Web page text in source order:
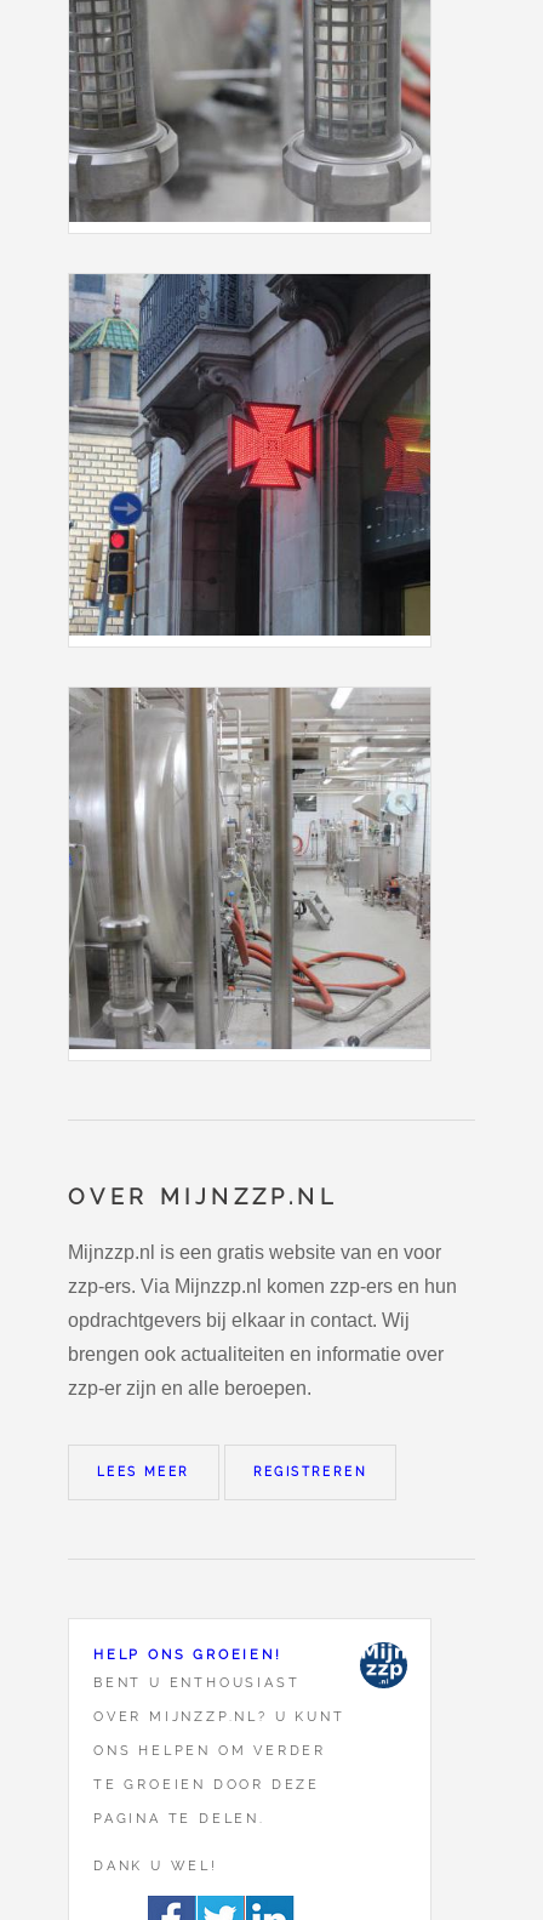
OVER MIJNZZP.NL
Mijnzzp.nl is een gratis website van en voor
zzp-ers. Via Mijnzzp.nl komen zzp-ers en hun
opdrachtgevers bij elkaar in contact. Wij
brengen ook actualiteiten en informatie over
zzp-er zijn en alle beroepen.
LEES MEER REGISTREREN
HELP ONS GROEIEN!
BENT U ENTHOUSIAST
OVER MIJNZZP.NL? U KUNT
ONS HELPEN OM VERDER
TE GROEIEN DOOR DEZE
PAGINA TE DELEN.
DANK U WEL!